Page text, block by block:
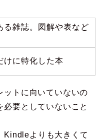
る雑誌。図解や表など
けに特化した本
ットに向いていないの
要としていないこと
Kindleよりも大きくて